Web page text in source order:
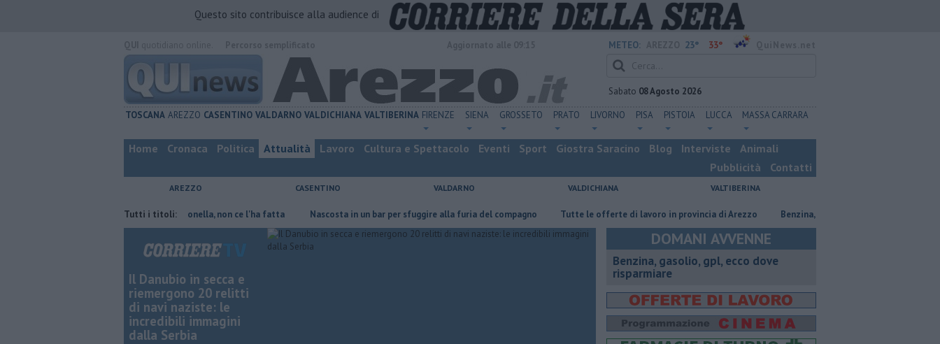
Questo sito contribuisce alla audience di
METEO: 23° 33°
Sabato 08 Agosto 2026
TOSCANA AREZZO CASENTINO VALDARNO VALDICHIANA VALTIBERINA FIRENZE SIENA GROSSETO PRATO LIVORNO PISA PISTOIA LUCCA MASSA CARRARA
Home Cronaca Politica Attualità Lavoro Cultura e Spettacolo Eventi Sport Giostra Saracino Blog Interviste
Animali
Pubblicità
Contatti
AREZZO CASENTINO VALDARNO VALDICHIANA VALTIBERINA
Tutti i titoli:
Contagiata da legionella, non ce l'ha fatta Nascosta in un bar per sfuggire alla furia del compagno ​Tutte le offerte di lavoro in provincia di Arezzo ​Benzina, gasolio, gpl, ecco dove risparmiare
Il Danubio in secca e
riemergono 20 relitti
di navi naziste: le
incredibili immagini
dalla Serbia
DOMANI AVVENNE
​Benzina, gasolio, gpl, ecco dove
risparmiare